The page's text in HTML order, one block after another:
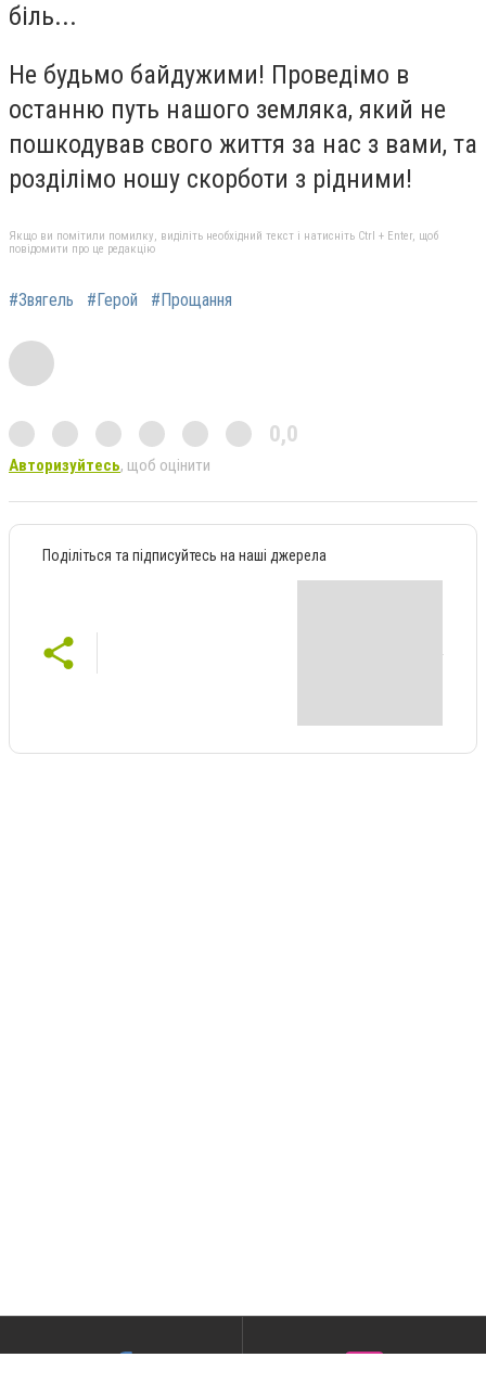
біль...
Не будьмо байдужими! Проведімо в
останню путь нашого земляка, який не
пошкодував свого життя за нас з вами, та
розділімо ношу скорботи з рідними!
Якщо ви помітили помилку, виділіть необхідний текст і натисніть Ctrl + Enter, щоб
повідомити про це редакцію
#Звягель #Герой #Прощання
0,0
Авторизуйтесь, щоб оцінити
Поділіться та підписуйтесь на наші джерела